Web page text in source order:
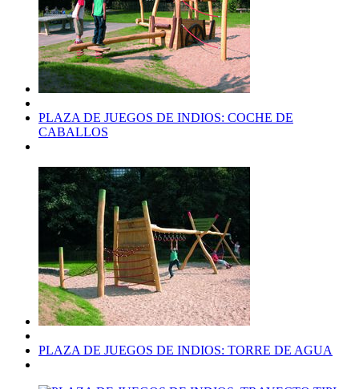
PLAZA DE JUEGOS DE INDIOS: COCHE DE
CABALLOS
PLAZA DE JUEGOS DE INDIOS: TORRE DE AGUA